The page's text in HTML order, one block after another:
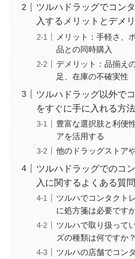
ツルハドラッグでコン
入するメリットとデメ
メリット：手軽さ、
品との同時購入
デメリット：品揃え
足、在庫の不確実性
ツルハドラッグ以外で
をすぐに手に入れる方法
豊富な選択肢と利便
アを活用する
他のドラッグストア
ツルハドラッグでのコ
入に関するよくある質問
ツルハでコンタクト
に処方箋は必要です
ツルハで取り扱って
ズの種類は何ですか？
ツルハの店舗でコン